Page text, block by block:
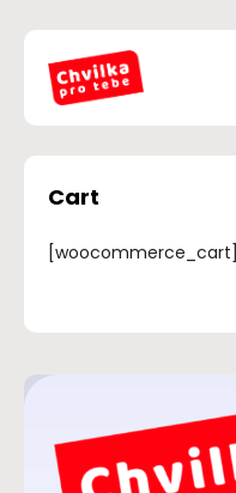
Cart
[woocommerce_cart]